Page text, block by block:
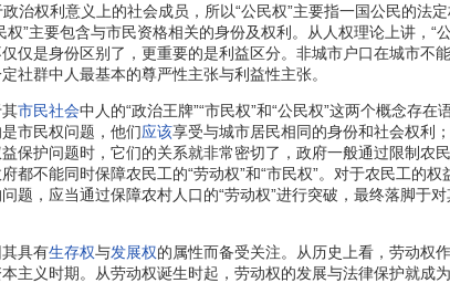
政治权利意义上的社会成员，所以“公民权”主要指一国公民的
”主要包含与市民资格相关的身份及权利。从人权理论上讲，
仅是身份区别了，更重要的是利益区分。非城市户口在城市不
社群中人最基本的尊严性主张与利益性主张。
市民社会中人的“政治王牌”“市民权”和“公民权”这两个概念存
市民权问题，他们应该享受与城市居民相同的身份和社会权利
保护问题时，它们的关系就非常密切了，政府一般通过限制
都不能同时保障农民工的“劳动权”和“市民权”。对于农民工的
题，应当通过保障农村人口的“劳动权”进行突破，最终落脚于对
具有生存权与发展权的属性而备受关注。从历史上看，劳动权
本主义时期。从劳动权诞生时起，劳动权的发展与法律保护就